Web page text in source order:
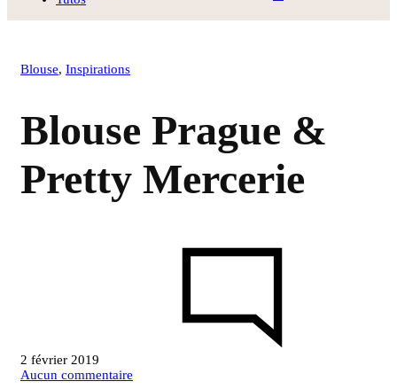
Blouse, Inspirations
Blouse Prague &
Pretty Mercerie
2 février 2019
Aucun commentaire